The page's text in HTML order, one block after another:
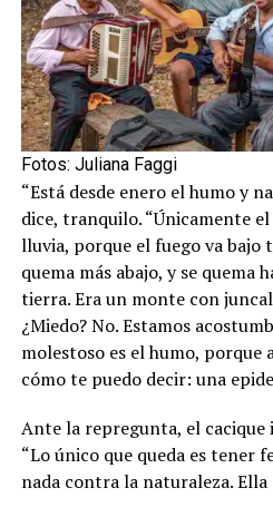
Fotos: Juliana Faggi
“Está desde enero el humo y
dice, tranquilo. “Únicamente
lluvia, porque el fuego va bajo
quema más abajo, y se quema
tierra. Era un monte con
¿Miedo? No. Estamos
molestoso es el humo, porque
cómo te puedo decir: una
Ante la repregunta, el
“Lo único que queda es tener
nada contra la naturaleza. Ella